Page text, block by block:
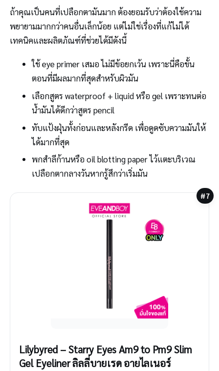
ถ้าคุณเป็นคนที่เปลือกตามันมาก ต้องยอมรับว่าต้องใช้ความ
พยายามมากกว่าคนอื่นเล็กน้อย แต่ไม่ใช่เรื่องที่แก้ไม่ได้
เทคนิคและผลิตภัณฑ์ที่ช่วยได้มีดังนี้
ใช้ eye primer เสมอ ไม่มีข้อยกเว้น เพราะนี่คือขั้น
ตอนที่มีผลมากที่สุดสำหรับผิวมัน
เลือกสูตร waterproof + liquid หรือ gel เพราะทนต่อ
น้ำมันได้ดีกว่าสูตร pencil
ทับแป้งฝุ่นทั้งก่อนและหลังกรีด เพื่อดูดซับความมันให้
ได้มากที่สุด
พกสำลีก้านหรือ oil blotting paper ไว้แตะบริเวณ
เปลือกตากลางวันหากรู้สึกว่าเริ่มมัน
#7
Lilybyred – Starry Eyes Am9 to Pm9 Slim
Gel Eyeliner ลิลลี่บายเรด อายไลเนอร์